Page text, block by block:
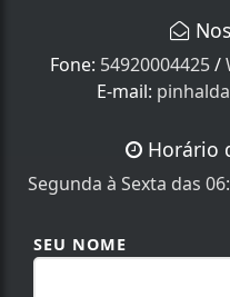
Fone: 54920004425/
E-mail:
Horário
Segunda à Sexta das
SEU NOME